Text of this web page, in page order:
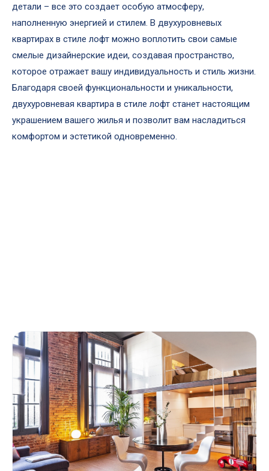
детали – все это создает особую атмосферу,
наполненную энергией и стилем. В двухуровневых
квартирах в стиле лофт можно воплотить свои самые
смелые дизайнерские идеи, создавая пространство,
которое отражает вашу индивидуальность и стиль жизни.
Благодаря своей функциональности и уникальности,
двухуровневая квартира в стиле лофт станет настоящим
украшением вашего жилья и позволит вам насладиться
комфортом и эстетикой одновременно.